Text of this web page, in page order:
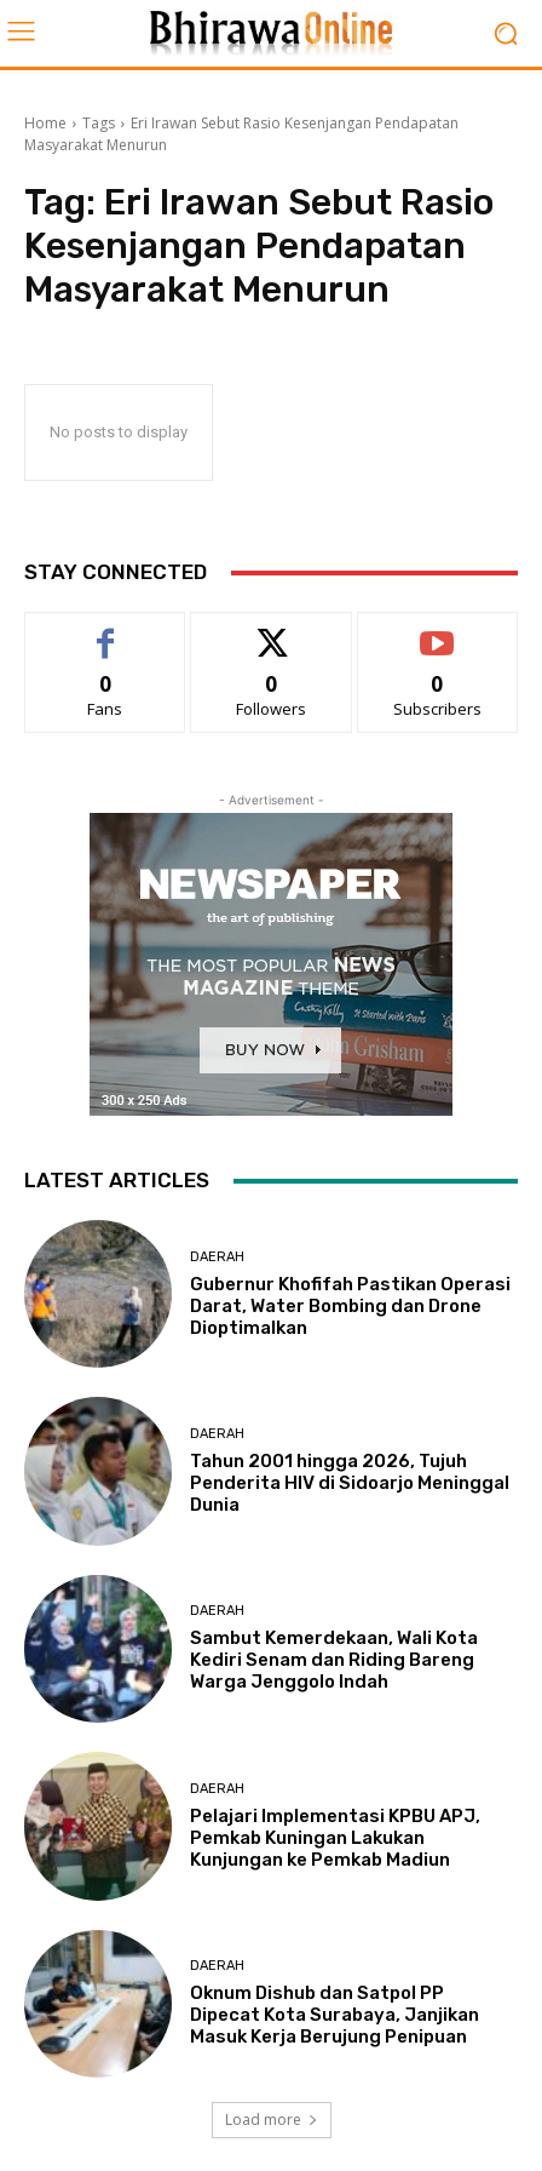
Home Tags
Eri Irawan Sebut Rasio Kesenjangan Pendapatan
Masyarakat Menurun
Tag: Eri Irawan Sebut Rasio
Kesenjangan Pendapatan
Masyarakat Menurun
No posts to display
STAY CONNECTED
0
Fans
0
Followers
0
Subscribers
- Advertisement -
LATEST ARTICLES
DAERAH
Gubernur Khofifah Pastikan Operasi
Darat, Water Bombing dan Drone
Dioptimalkan
DAERAH
Tahun 2001 hingga 2026, Tujuh
Penderita HIV di Sidoarjo Meninggal
Dunia
DAERAH
Sambut Kemerdekaan, Wali Kota
Kediri Senam dan Riding Bareng
Warga Jenggolo Indah
DAERAH
Pelajari Implementasi KPBU APJ,
Pemkab Kuningan Lakukan
Kunjungan ke Pemkab Madiun
DAERAH
Oknum Dishub dan Satpol PP
Dipecat Kota Surabaya, Janjikan
Masuk Kerja Berujung Penipuan
Load more